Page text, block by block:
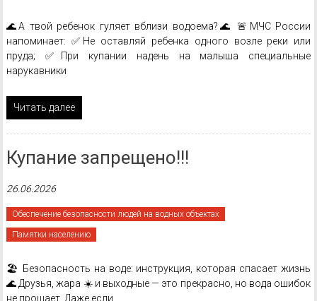
🌊А твой ребенок гуляет вблизи водоема?🌊 🚨МЧС России
напоминает: ✅Не оставляй ребенка одного возле реки или
пруда; ✅При купании надень на малыша специальные
нарукавники
Читать далее
Купание запрещено!!!
26.06.2026
Обеспечение безопасности людей на водных объектах
Памятки населению
🏖️ Безопасность на воде: инструкция, которая спасает жизнь
🌊 Друзья, жара ☀️ и выходные — это прекрасно, но вода ошибок
не прощает. Даже если